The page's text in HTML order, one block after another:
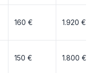
160 € 1.920 €
150 € 1.800 €